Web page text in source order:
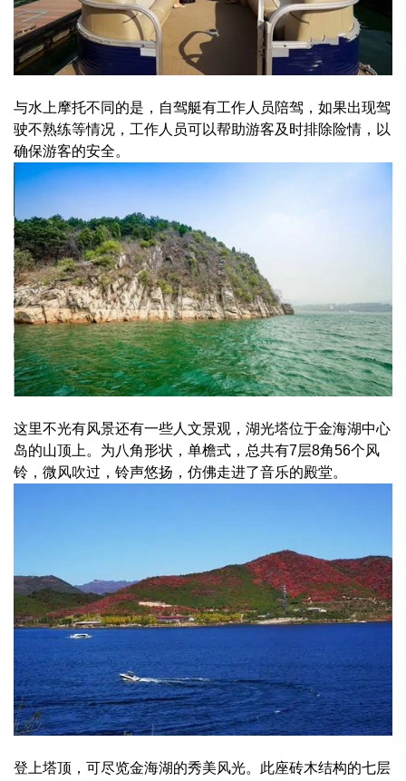
与水上摩托不同的是，自驾艇有工作人员陪驾，如果出现驾
驶不熟练等情况，工作人员可以帮助游客及时排除险情，以
确保游客的安全。
这里不光有风景还有一些人文景观，湖光塔位于金海湖中心
岛的山顶上。为八角形状，单檐式，总共有7层8角56个风
铃，微风吹过，铃声悠扬，仿佛走进了音乐的殿堂。
登上塔顶，可尽览金海湖的秀美风光。此座砖木结构的七层